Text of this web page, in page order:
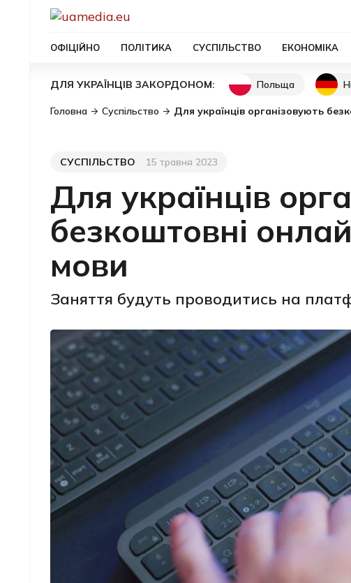
ОФІЦІЙНО ПОЛІТИКА СУСПІЛЬСТВО ЕКОНОМІКА
ДЛЯ УКРАЇНЦІВ ЗАКОРДОНОМ: Польща
Головна Суспільство Для українців організовують
Категорія
СУСПІЛЬСТВО
Дата публікації15 травня 2023
Для українців
безкоштовні
мови
Заняття будуть проводитись на